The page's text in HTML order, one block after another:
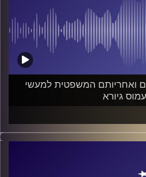
ואחריותם המשפטית למעשי
גיורא
ואחריות באוניברסיטת רייכמן